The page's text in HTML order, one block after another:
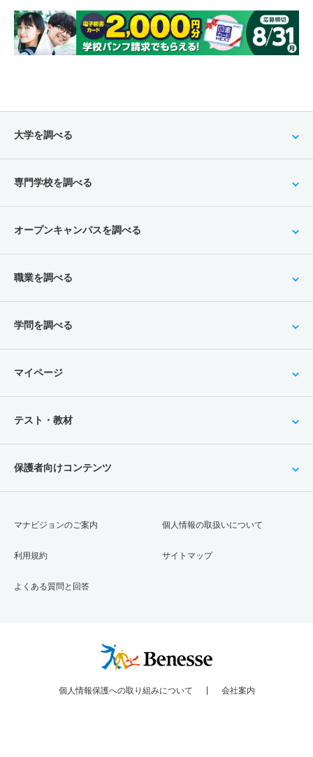
大学を調べる
専門学校を調べる
オープンキャンパスを調べる
職業を調べる
学問を調べる
マイページ
テスト・教材
保護者向けコンテンツ
マナビジョンのご案内
利用規約
よくある質問と回答
個人情報の取扱いについて
サイトマップ
個人情報保護への取り組みについて 会社案内